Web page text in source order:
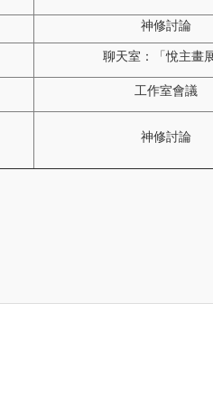
神修討論
聊天室：「悅主畫
工作室會議
神修討論